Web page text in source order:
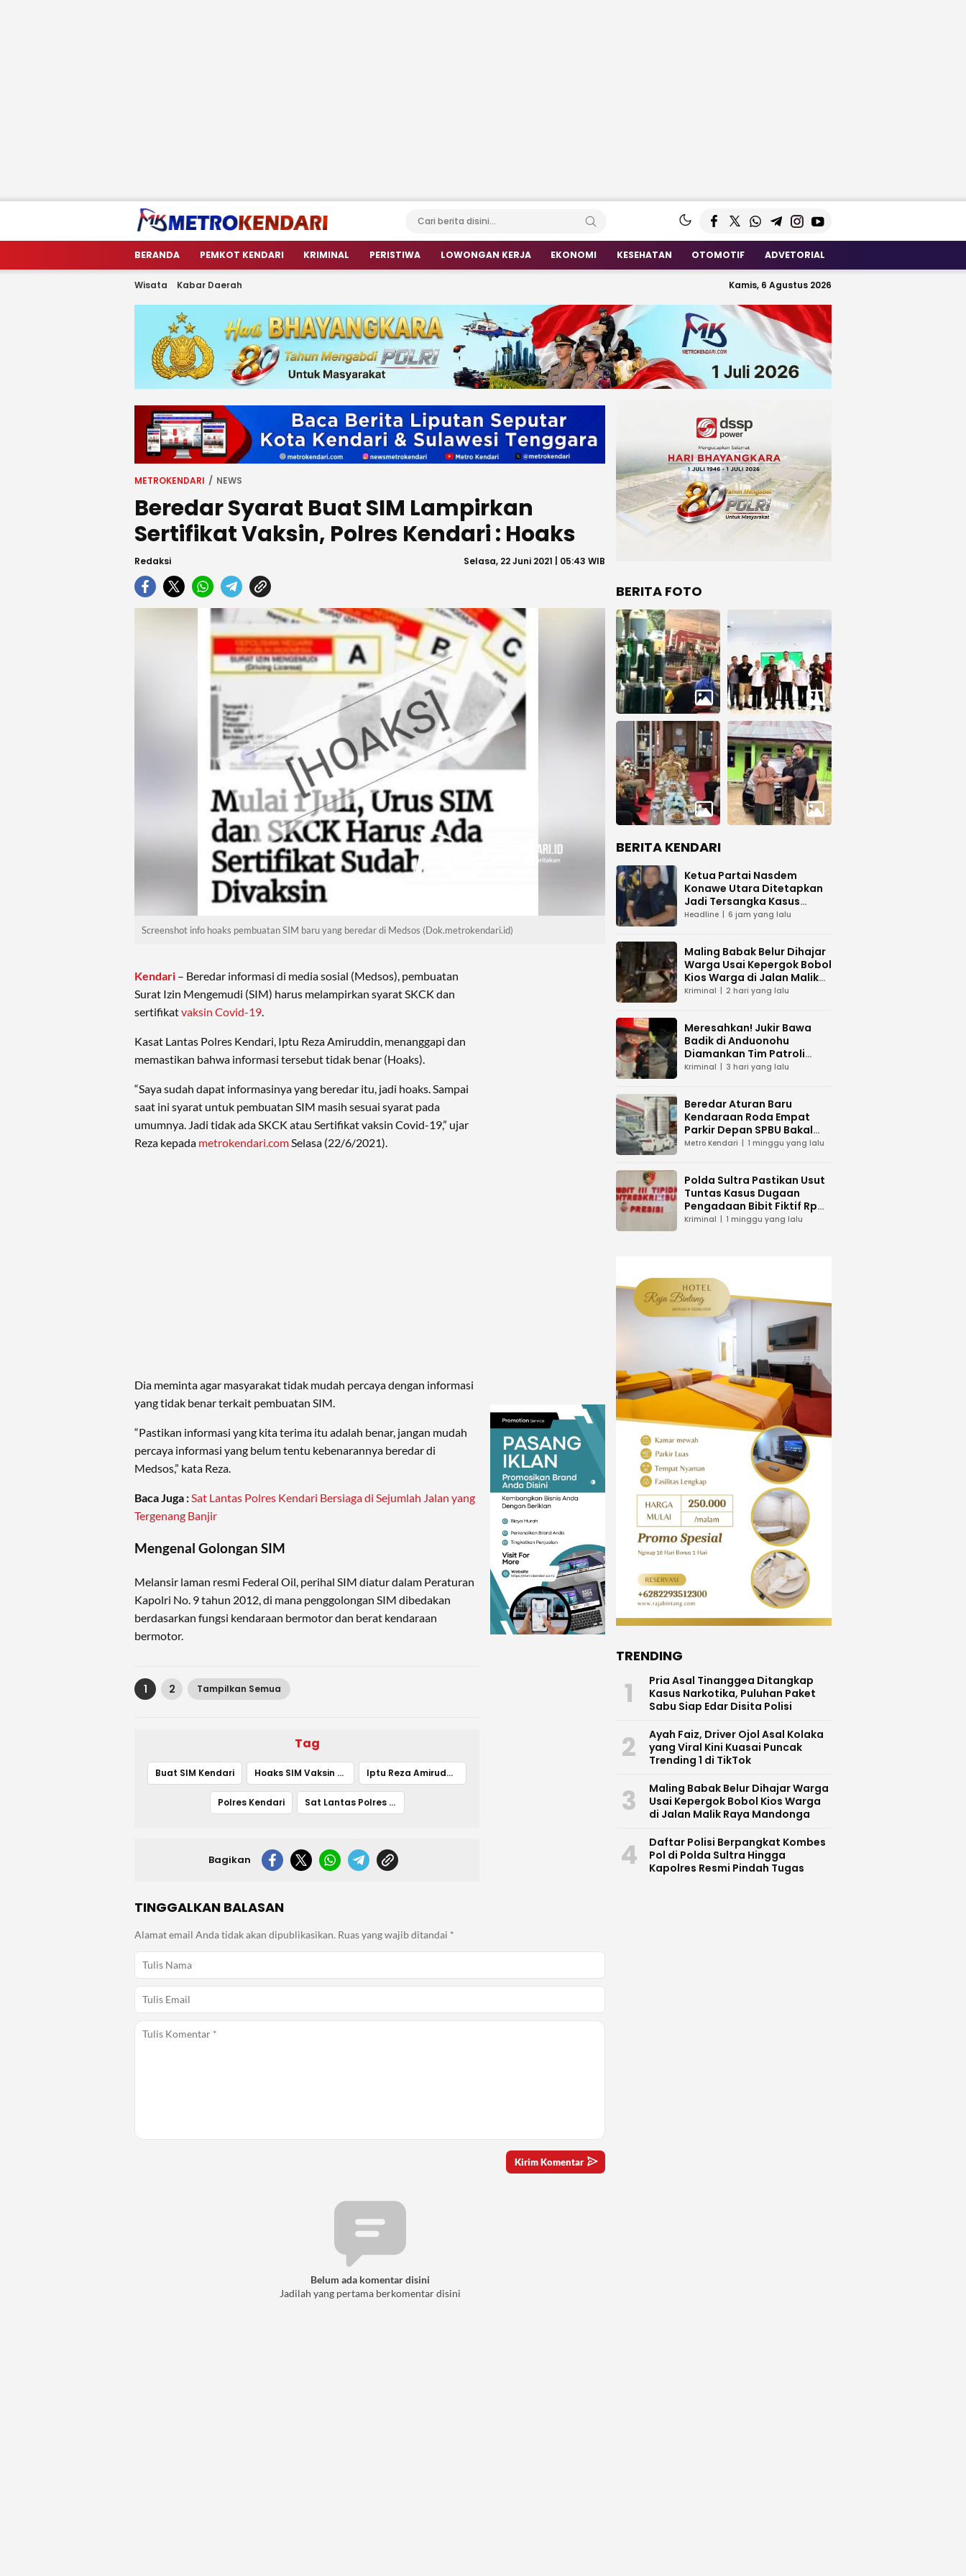
metrokendari
Berita Terkini Sulawesi Tenggara
BERANDA PEMKOT KENDARI KRIMINAL PERISTIWA LOWONGAN KERJA EKONOMI KESEHATAN OTOMOTIF ADVETORIAL
Wisata Kabar Daerah Kamis, 6 Agustus 2026
METROKENDARI NEWS
Beredar Syarat Buat SIM Lampirkan
Sertifikat Vaksin, Polres Kendari : Hoaks
Redaksi Selasa, 22 Juni 2021 | 05:43 WIB
Screenshot info hoaks pembuatan SIM baru yang beredar di Medsos (Dok.metrokendari.id)
Kendari – Beredar informasi di media sosial (Medsos), pembuatan
Surat Izin Mengemudi (SIM) harus melampirkan syarat SKCK dan
sertifikatvaksin Covid-19.
Kasat Lantas Polres Kendari, Iptu Reza Amiruddin, menanggapi dan
memastikan bahwa informasi tersebut tidak benar (Hoaks).
“Saya sudah dapat informasinya yang beredar itu, jadi hoaks. Sampai
saat ini syarat untuk pembuatan SIM masih sesuai syarat pada
umumnya. Jadi tidak ada SKCK atau Sertifikat vaksin Covid-19,” ujar
Reza kepada metrokendari.comSelasa (22/6/2021).
Dia meminta agar masyarakat tidak mudah percaya dengan informasi
yang tidak benar terkait pembuatan SIM.
“Pastikan informasi yang kita terima itu adalah benar, jangan mudah
percaya informasi yang belum tentu kebenarannya beredar di
Medsos,” kata Reza.
Baca Juga :Sat Lantas Polres Kendari Bersiaga di Sejumlah Jalan yang
Tergenang Banjir
Mengenal Golongan SIM
Melansir laman resmi Federal Oil, perihal SIM diatur dalam Peraturan
Kapolri No. 9 tahun 2012, di mana penggolongan SIM dibedakan
berdasarkan fungsi kendaraan bermotor dan berat kendaraan
bermotor.
1 2 Tampilkan Semua
Tag
Buat SIM Kendari Hoaks SIM Vaksin Covid Iptu Reza Amiruddin
Polres Kendari Sat Lantas Polres Kendari
Bagikan
TINGGALKAN BALASAN
Alamat email Anda tidak akan dipublikasikan. Ruas yang wajib ditandai *
Belum ada komentar disini
Jadilah yang pertama berkomentar disini
BERITA FOTO
BERITA KENDARI
Ketua Partai Nasdem
Konawe Utara Ditetapkan
Jadi Tersangka Kasus
Dugaan Penipuan
Headline 6 jam yang lalu
Maling Babak Belur Dihajar
Warga Usai Kepergok Bobol
Kios Warga di Jalan Malik
Raya Mandonga
Kriminal 2 hari yang lalu
Meresahkan! Jukir Bawa
Badik di Anduonohu
Diamankan Tim Patroli
Polresta Kendari
Kriminal 3 hari yang lalu
Beredar Aturan Baru
Kendaraan Roda Empat
Parkir Depan SPBU Bakal
Dikenakan Pungutan Karcis
Metro Kendari 1 minggu yang lalu
Polda Sultra Pastikan Usut
Tuntas Kasus Dugaan
Pengadaan Bibit Fiktif Rp
26 Miliar
Kriminal 1 minggu yang lalu
TRENDING
1
Pria Asal Tinanggea Ditangkap
Kasus Narkotika, Puluhan Paket
Sabu Siap Edar Disita Polisi
2
Ayah Faiz, Driver Ojol Asal Kolaka
yang Viral Kini Kuasai Puncak
Trending 1 di TikTok
3
Maling Babak Belur Dihajar Warga
Usai Kepergok Bobol Kios Warga
di Jalan Malik Raya Mandonga
4
Daftar Polisi Berpangkat Kombes
Pol di Polda Sultra Hingga
Kapolres Resmi Pindah Tugas